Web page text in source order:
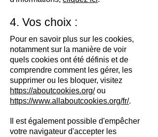
4. Vos choix :
Pour en savoir plus sur les cookies,
notamment sur la manière de voir
quels cookies ont été définis et de
comprendre comment les gérer, les
supprimer ou les bloquer, visitez
https://aboutcookies.org/ou
https://www.allaboutcookies.org/fr/.
Il est également possible d'empêcher
votre navigateur d'accepter les